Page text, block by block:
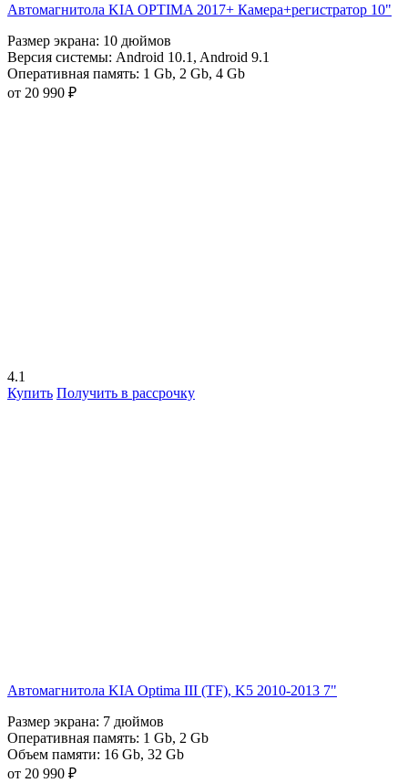
Автомагнитола KIA OPTIMA 2017+ Камера+регистратор 10"
Размер экрана: 10 дюймов
Версия системы: Android 10.1 , Android 9.1
Оперативная память: 1 Gb, 2 Gb, 4 Gb
от 20 990 ₽
4.1
Купить Получить в рассрочку
Автомагнитола KIA Optima III (TF), K5 2010-2013 7"
Размер экрана: 7 дюймов
Оперативная память: 1 Gb, 2 Gb
Объем памяти: 16 Gb, 32 Gb
от 20 990 ₽